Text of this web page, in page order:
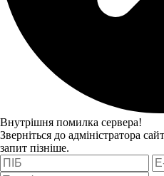
Внутрішня помилка сервера!
Зверніться до адміністратора
запит пізніше.